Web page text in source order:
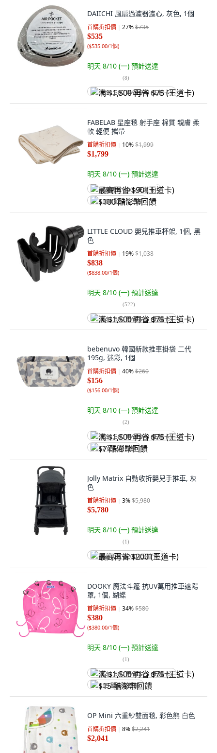
DAIICHI 風扇過濾器濾心, 灰色, 1個
首購折扣價 27%$735
$535
($535.00/1個)
明天 8/10 (一) 預計送達
(8)
满 $1,500 再省 $75 (王道卡)
FABELAB 星座毯 射手座 棉質 親膚 柔
軟 輕便 攜帶
首購折扣價 10%$1,999
$1,799
明天 8/10 (一) 預計送達
最高再省 $90 (王道卡)
$100 酷澎幣回饋
LITTLE CLOUD 嬰兒推車杯架, 1個, 黑
色
首購折扣價 19%$1,038
$838
($838.00/1個)
明天 8/10 (一) 預計送達
(522)
满 $1,500 再省 $75 (王道卡)
bebenuvo 韓國新款推車掛袋 二代
195g, 迷彩, 1個
首購折扣價 40%$260
$156
($156.00/1個)
明天 8/10 (一) 預計送達
(2)
满 $1,500 再省 $75 (王道卡)
$7 酷澎幣回饋
Jolly Matrix 自動收折嬰兒手推車, 灰
色
首購折扣價 3%$5,980
$5,780
明天 8/10 (一) 預計送達
(1)
最高再省 $200 (王道卡)
DOOKY 魔法斗篷 抗UV萬用推車遮陽
罩, 1個, 蝴蝶
首購折扣價 34%$580
$380
($380.00/1個)
明天 8/10 (一) 預計送達
(1)
满 $1,500 再省 $75 (王道卡)
$15 酷澎幣回饋
OP Mini 六重紗雙面毯, 彩色熊 白色
首購折扣價 8%$2,241
$2,041